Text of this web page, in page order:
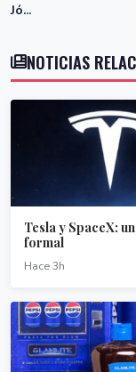
Jó...
NOTICIAS
Tesla y SpaceX:
formal
Hace 3h